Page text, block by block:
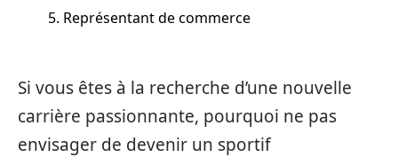
5. Représentant de commerce
Si vous êtes à la recherche d’une nouvelle
carrière passionnante, pourquoi ne pas
envisager de devenir un sportif